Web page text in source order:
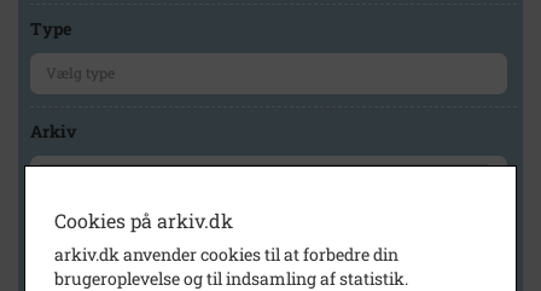
Type
Arkiv
Geografi
Cookies på arkiv.dk
arkiv.dk anvender cookies til at forbedre din
brugeroplevelse og til indsamling af statistik.